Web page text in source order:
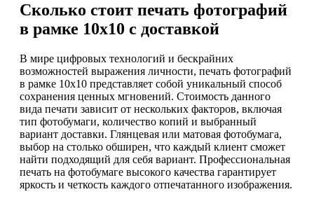
Сколько стоит печать фотографий
в рамке 10х10 с доставкой
В мире цифровых технологий и бескрайних
возможностей выражения личности, печать фотографий
в рамке 10х10 представляет собой уникальный способ
сохранения ценных мгновений. Стоимость данного
вида печати зависит от нескольких факторов, включая
тип фотобумаги, количество копий и выбранный
вариант доставки. Глянцевая или матовая фотобумага,
выбор на столько обширен, что каждый клиент сможет
найти подходящий для себя вариант. Профессиональная
печать на фотобумаге высокого качества гарантирует
яркость и четкость каждого отпечатанного изображения.